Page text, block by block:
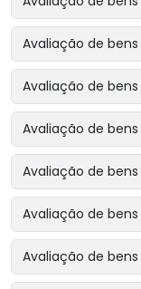
Avaliação de
Avaliação de
Avaliação de
Avaliação de
Avaliação de
Avaliação de